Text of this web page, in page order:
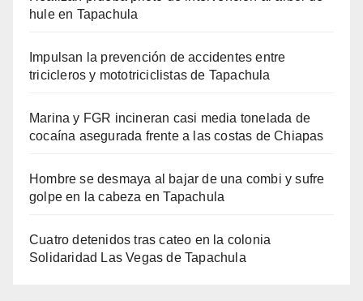
hule en Tapachula
Impulsan la prevención de accidentes entre
tricicleros y mototriciclistas de Tapachula
Marina y FGR incineran casi media tonelada de
cocaína asegurada frente a las costas de Chiapas
Hombre se desmaya al bajar de una combi y sufre
golpe en la cabeza en Tapachula
Cuatro detenidos tras cateo en la colonia
Solidaridad Las Vegas de Tapachula